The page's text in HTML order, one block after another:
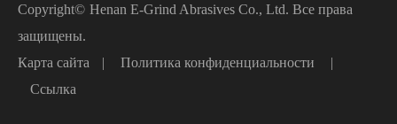
Copyright© Henan E-Grind Abrasives Co., Ltd. Все права
защищены.
Карта сайта
| Политика конфиденциальности
|
Ссылка